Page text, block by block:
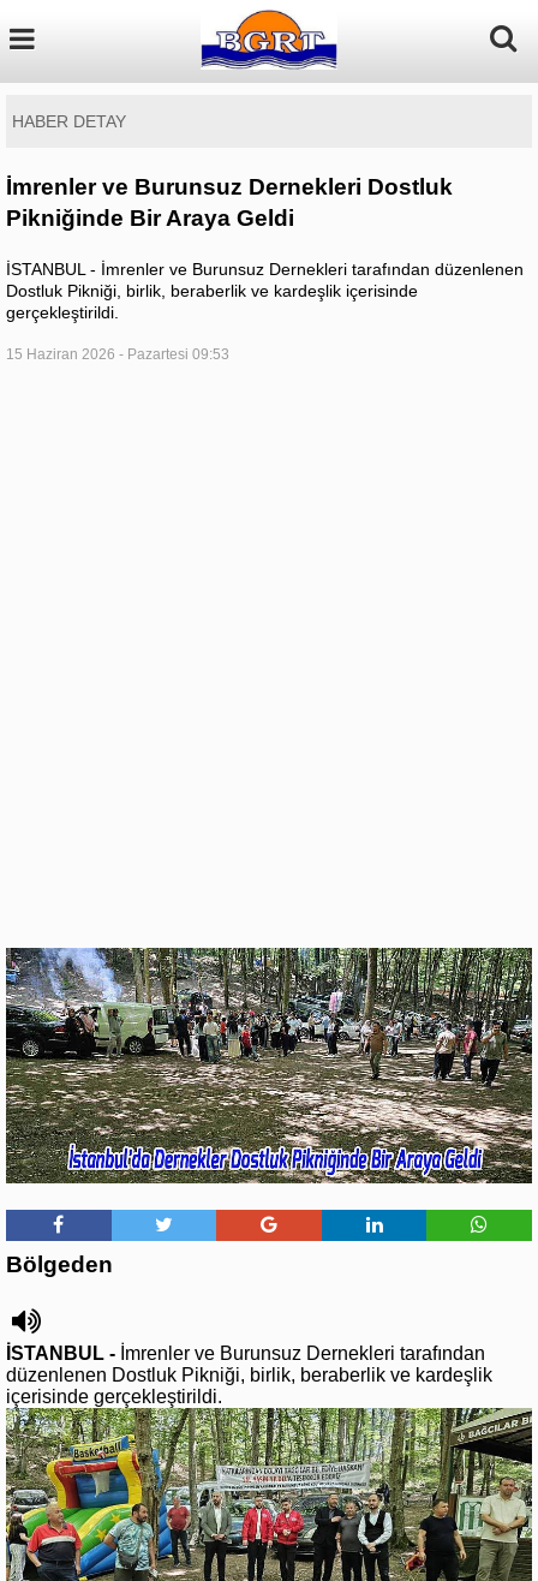
HABER DETAY
İmrenler ve Burunsuz Dernekleri Dostluk
Pikniğinde Bir Araya Geldi
İSTANBUL - İmrenler ve Burunsuz Dernekleri tarafından düzenlenen
Dostluk Pikniği, birlik, beraberlik ve kardeşlik içerisinde
gerçekleştirildi.
15 Haziran 2026 - Pazartesi 09:53
Bölgeden
İSTANBUL - İmrenler ve Burunsuz Dernekleri tarafından
düzenlenen Dostluk Pikniği, birlik, beraberlik ve kardeşlik
içerisinde gerçekleştirildi.